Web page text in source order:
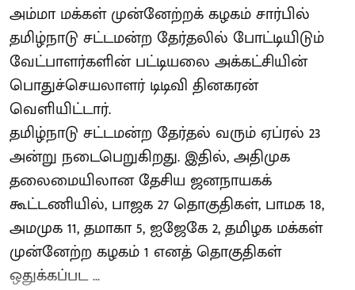
அம்மா மக்கள் முன்னேற்றக் கழகம் சார்பில்
தமிழ்நாடு சட்டமன்ற தேர்தலில் போட்டியிடும்
வேட்பாளர்களின் பட்டியலை அக்கட்சியின்
பொதுச்செயலாளர் டிடிவி தினகரன்
வெளியிட்டார்.
தமிழ்நாடு சட்டமன்ற தேர்தல் வரும் ஏப்ரல் 23
அன்று நடைபெறுகிறது. இதில், அதிமுக
தலைமையிலான தேசிய ஜனநாயகக்
கூட்டணியில், பாஜக 27 தொகுதிகள், பாமக 18,
அமமுக 11, தமாகா 5, ஐஜேகே 2, தமிழக மக்கள்
முன்னேற்ற கழகம் 1 எனத் தொகுதிகள்
ஒதுக்கப்பட ...